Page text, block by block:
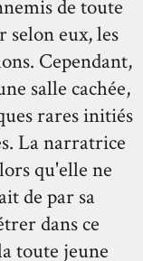
de toute
eux, les
Cependant,
salle cachée,
rares initiés
La narratrice
qu'elle ne
de par sa
dans ce
toute jeune